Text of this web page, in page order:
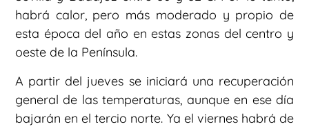
habrá calor, pero más moderado y propio de
esta época del año en estas zonas del centro y
oeste de la Península.
A partir del jueves se iniciará una recuperación
general de las temperaturas, aunque en ese día
bajarán en el tercio norte. Ya el viernes habrá de